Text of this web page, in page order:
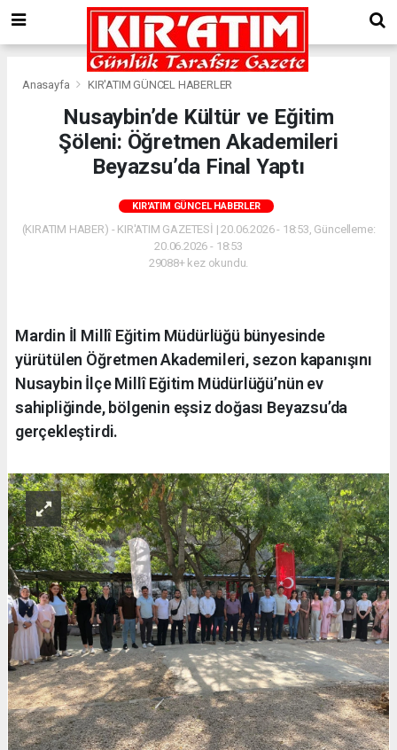
Anasayfa KIR'ATIM GÜNCEL HABERLER
Nusaybin’de Kültür ve Eğitim
Şöleni: Öğretmen Akademileri
Beyazsu’da Final Yaptı
KIR'ATIM GÜNCEL HABERLER
(KIRATIM HABER) - KIR'ATIM GAZETESİ | 20.06.2026 - 18:53, Güncelleme:
20.06.2026 - 18:53
29088+ kez okundu.
Mardin İl Millî Eğitim Müdürlüğü bünyesinde
yürütülen Öğretmen Akademileri, sezon kapanışını
Nusaybin İlçe Millî Eğitim Müdürlüğü’nün ev
sahipliğinde, bölgenin eşsiz doğası Beyazsu’da
gerçekleştirdi.